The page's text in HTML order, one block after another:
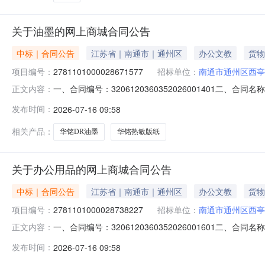
关于油墨的网上商城合同公告
中标｜合同公告 江苏省｜南通市｜通州区 办公文教
货物
项目编号： 2781101000028671577 招标单位： 南通市通州区西
正文内容： 一、合同编号：3206120360352026001401二、合同名
江宁区麒麟街道开城路209号二楼202室联系方式：
发布时间： 2026-07-16 09:58
相关产品：
华铭DR油墨 华铭热敏版纸
关于办公用品的网上商城合同公告
中标｜合同公告 江苏省｜南通市｜通州区 办公文教
货物
项目编号： 2781101000028738227 招标单位： 南通市通州区西
正文内容： 一、合同编号：3206120360352026001601二、合同名
京市江宁区麒麟街道开城路209号二楼202室联系方式：
发布时间： 2026-07-16 09:58